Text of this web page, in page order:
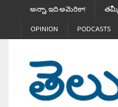
అన్నా, ఇది అమెరికా!
OPINION
PODCASTS